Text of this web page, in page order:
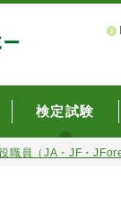
検定試験
職員（JA・JF・